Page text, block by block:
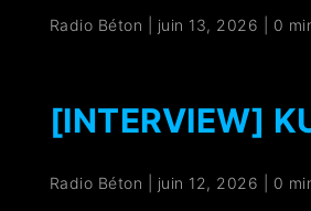
Radio Béton juin 13, 2026 0
[INTERVIEW]
Radio Béton juin 12, 2026 0